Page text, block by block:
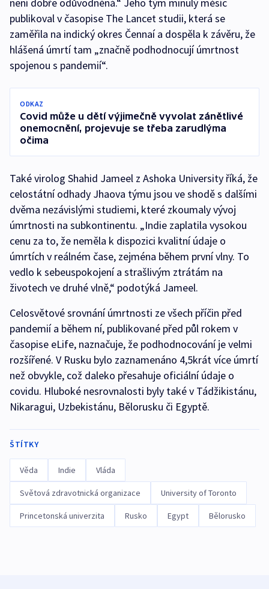
není dobře odůvodněná.“ Jeho tým minulý měsíc
publikoval v časopise The Lancet studii, která se
zaměřila na indický okres Čennaí a dospěla k závěru, že
hlášená úmrtí tam „značně podhodnocují úmrtnost
spojenou s pandemií“.
ODKAZ
Covid může u dětí výjimečně vyvolat zánětlivé
onemocnění, projevuje se třeba zarudlýma
očima
Také virolog Shahid Jameel z Ashoka University říká, že
celostátní odhady Jhaova týmu jsou ve shodě s dalšími
dvěma nezávislými studiemi, které zkoumaly vývoj
úmrtnosti na subkontinentu. „Indie zaplatila vysokou
cenu za to, že neměla k dispozici kvalitní údaje o
úmrtích v reálném čase, zejména během první vlny. To
vedlo k sebeuspokojení a strašlivým ztrátám na
životech ve druhé vlně,“ podotýká Jameel.
Celosvětové srovnání úmrtnosti ze všech příčin před
pandemií a během ní, publikované před půl rokem v
časopise eLife, naznačuje, že podhodnocování je velmi
rozšířené. V Rusku bylo zaznamenáno 4,5krát více úmrtí
než obvykle, což daleko přesahuje oficiální údaje o
covidu. Hluboké nesrovnalosti byly také v Tádžikistánu,
Nikaragui, Uzbekistánu, Bělorusku či Egyptě.
ŠTÍTKY
Věda Indie Vláda
Světová zdravotnická organizace University of Toronto
Princetonská univerzita Rusko Egypt Bělorusko